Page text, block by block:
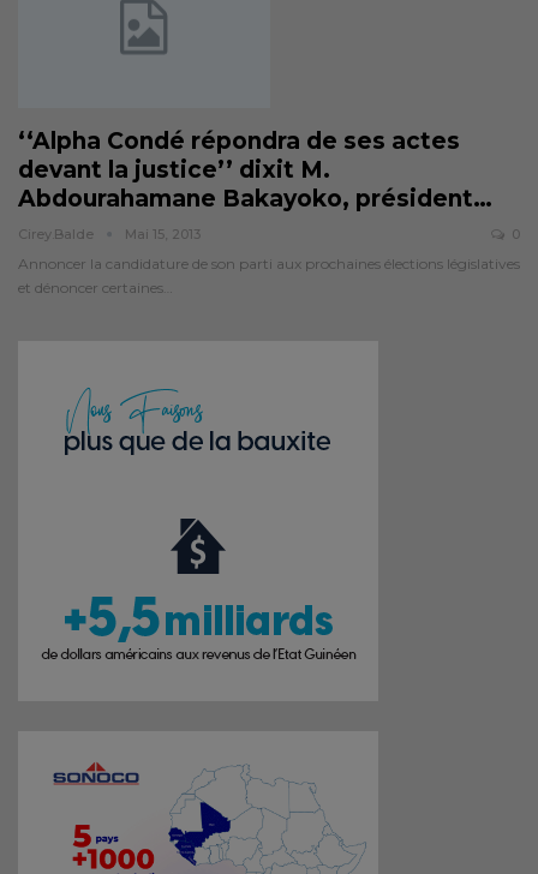
‘‘Alpha Condé répondra de ses actes
devant la justice’’ dixit M.
Abdourahamane Bakayoko, président…
Cirey.balde Mai 15, 2013 0
Annoncer la candidature de son parti aux prochaines élections législatives
et dénoncer certaines…